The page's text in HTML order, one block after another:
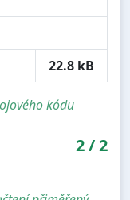
22.8 kB
kódu
2/2